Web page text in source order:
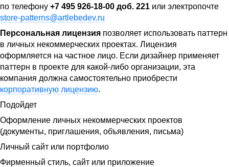
по телефону +7 495 926-18-00 доб. 221 или электропочте
store-patterns@artlebedev.ru
Персональная лицензия позволяет использовать паттерн
в личных некоммерческих проектах. Лицензия
оформляется на частное лицо. Если дизайнер применяет
паттерн в проекте для какой-либо организации, эта
компания должна самостоятельно приобрести
корпоративную лицензию.
Подойдет
Оформление личных некоммерческих проектов
(документы, приглашения, объявления, письма)
Личный сайт или портфолио
Фирменный стиль, сайт или приложение